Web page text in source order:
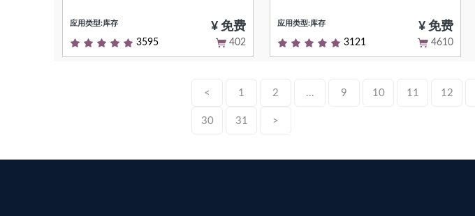
应用类型:库存 ¥ 免费
3595 402
应用类型:库存 ¥ 免费
3121 4610
< 1 2 ... 9 10 11 12
30 31 >